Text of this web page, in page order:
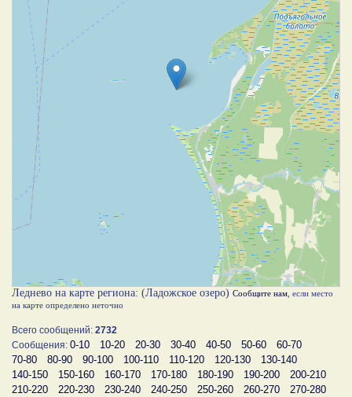
Леднево на карте региона: (Ладожское озеро) Сообщите нам , если место
на карте определено неточно
Всего сообщений: 2732
Сообщения: 0-10 10-20 20-30 30-40 40-50 50-60
60-70
70-80
80-90 90-100 100-110 110-120 120-130
130-140
140-150
150-160 160-170 170-180 180-190 190-200
200-210
210-220
220-230 230-240 240-250 250-260 260-270
270-280